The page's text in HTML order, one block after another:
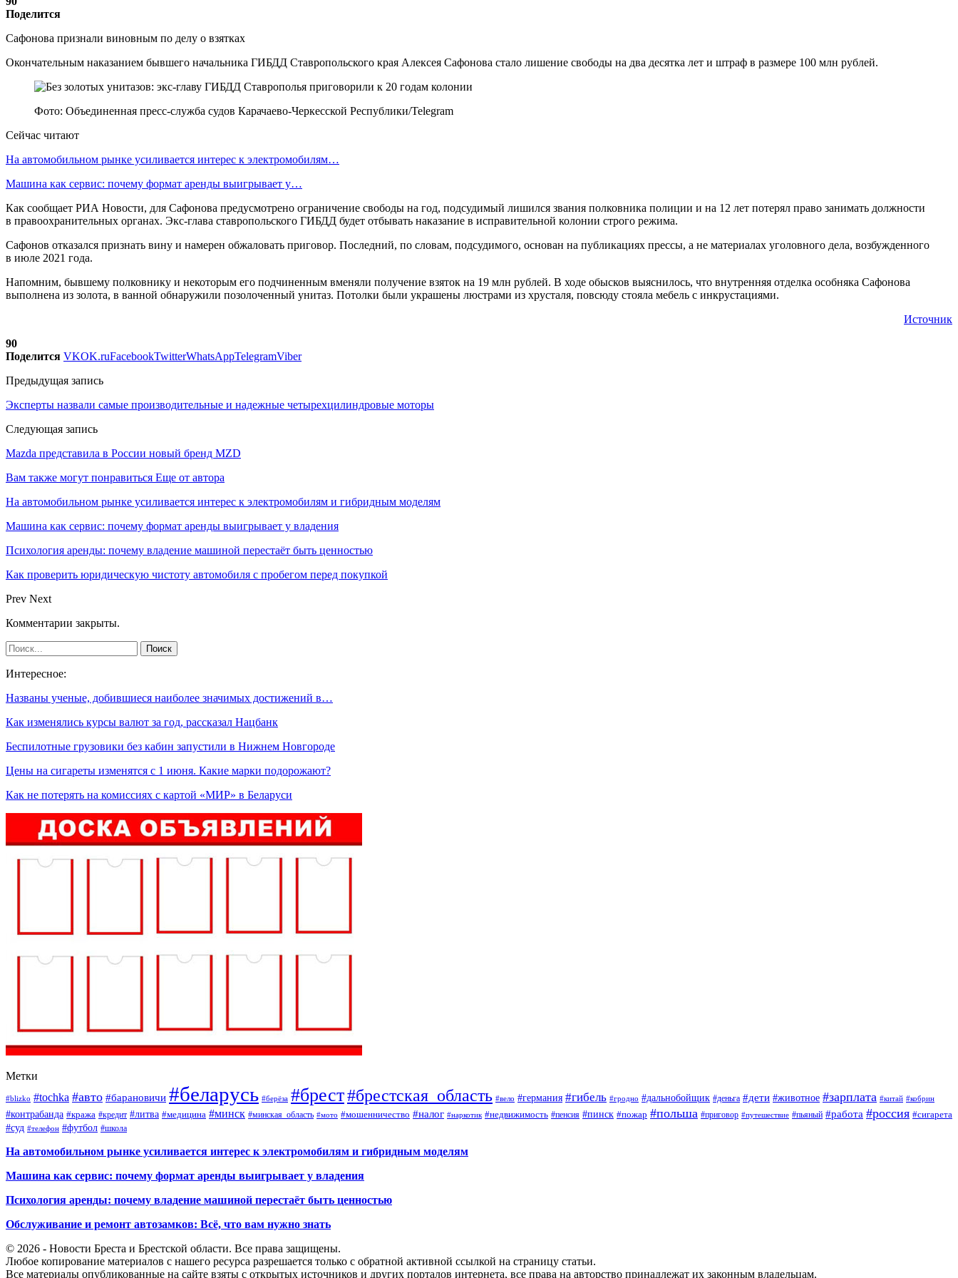
Поделится
Сафонова признали виновным по делу о взятках
Окончательным наказанием бывшего начальника ГИБДД Ставропольского края Алексея Сафонова стало лишение свободы на два десятка лет и штраф в размере 100 млн рублей.
Фото: Объединенная пресс-служба судов Карачаево-Черкесской Республики/Telegram
Сейчас читают
На автомобильном рынке усиливается интерес к электромобилям…
Машина как сервис: почему формат аренды выигрывает у…
Как сообщает РИА Новости, для Сафонова предусмотрено ограничение свободы на год, подсудимый лишился звания полковника полиции и на 12 лет потерял право занимать должности
в правоохранительных органах. Экс-глава ставропольского ГИБДД будет отбывать наказание в исправительной колонии строго режима.
Сафонов отказался признать вину и намерен обжаловать приговор. Последний, по словам, подсудимого, основан на публикациях прессы, а не материалах уголовного дела, возбужденного
в июле 2021 года.
Напомним, бывшему полковнику и некоторым его подчиненным вменяли получение взяток на 19 млн рублей. В ходе обысков выяснилось, что внутренняя отделка особняка Сафонова
выполнена из золота, в ванной обнаружили позолоченный унитаз. Потолки были украшены люстрами из хрусталя, повсюду стояла мебель с инкрустациями.
Источник
90
Поделится VKOK.ruFacebookTwitterWhatsAppTelegramViber
Предыдущая запись
Эксперты назвали самые производительные и надежные четырехцилиндровые моторы
Следующая запись
Mazda представила в России новый бренд MZD
Вам также могут понравиться Еще от автора
На автомобильном рынке усиливается интерес к электромобилям и гибридным моделям
Машина как сервис: почему формат аренды выигрывает у владения
Психология аренды: почему владение машиной перестаёт быть ценностью
Как проверить юридическую чистоту автомобиля с пробегом перед покупкой
Prev Next
Комментарии закрыты.
Интересное:
Названы ученые, добившиеся наиболее значимых достижений в…
Как изменялись курсы валют за год, рассказал Нацбанк
Беспилотные грузовики без кабин запустили в Нижнем Новгороде
Цены на сигареты изменятся с 1 июня. Какие марки подорожают?
Как не потерять на комиссиях с картой «МИР» в Беларуси
Метки
#blizko #tochka #авто #барановичи #беларусь #берёза #брест#брестская_область #вело #германия #гибель #гродно #дальнобойщик #деньга #дети #животное #зарплата #китай #кобрин
#контрабанда #кража #кредит #литва #медицина #минск #минская_область #мото #мошенничество #налог #наркотик #недвижимость #пенсия #пинск #пожар #польша #приговор #путешествие #пьяный #работа #россия #сигарета
#суд #телефон #футбол #школа
На автомобильном рынке усиливается интерес к электромобилям и гибридным моделям
Машина как сервис: почему формат аренды выигрывает у владения
Психология аренды: почему владение машиной перестаёт быть ценностью
Обслуживание и ремонт автозамков: Всё, что вам нужно знать
© 2026 - Новости Бреста и Брестской области. Все права защищены.
Любое копирование материалов с нашего ресурса разрешается только с обратной активной ссылкой на страницу статьи.
Все материалы опубликованные на сайте взяты с открытых источников и других порталов интернета, все права на авторство принадлежат их законным владельцам.